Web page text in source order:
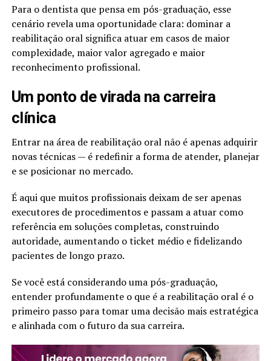
Para o dentista que pensa em pós-graduação, esse
cenário revela uma oportunidade clara: dominar a
reabilitação oral significa atuar em casos de maior
complexidade, maior valor agregado e maior
reconhecimento profissional.
Um ponto de virada na carreira
clínica
Entrar na área de reabilitação oral não é apenas adquirir
novas técnicas — é redefinir a forma de atender, planejar
e se posicionar no mercado.
É aqui que muitos profissionais deixam de ser apenas
executores de procedimentos e passam a atuar como
referência em soluções completas, construindo
autoridade, aumentando o ticket médio e fidelizando
pacientes de longo prazo.
Se você está considerando uma pós-graduação,
entender profundamente o que é a reabilitação oral é o
primeiro passo para tomar uma decisão mais estratégica
e alinhada com o futuro da sua carreira.